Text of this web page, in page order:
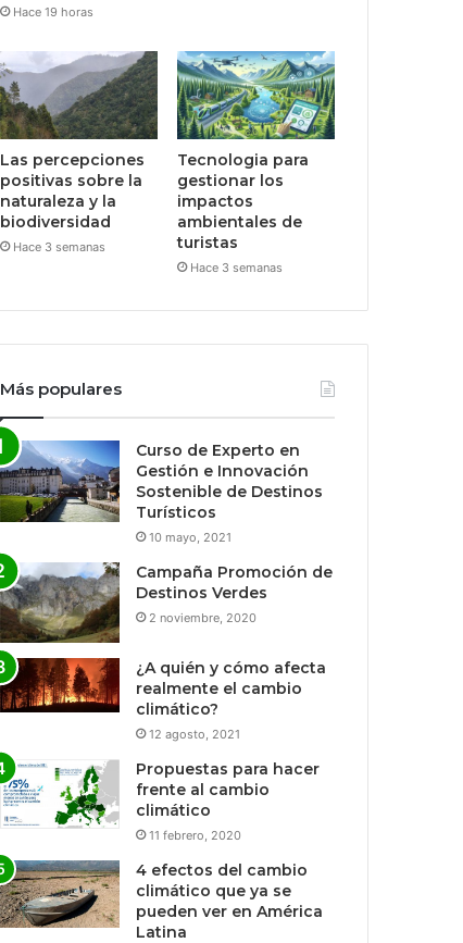
Hace 19 horas
Las percepciones
positivas sobre la
naturaleza y la
biodiversidad
Hace 3 semanas
Tecnologia para
gestionar los
impactos
ambientales de
turistas
Hace 3 semanas
Más populares
Curso de Experto en
Gestión e Innovación
Sostenible de Destinos
Turísticos
10 mayo, 2021
Campaña Promoción de
Destinos Verdes
2 noviembre, 2020
¿A quién y cómo afecta
realmente el cambio
climático?
12 agosto, 2021
Propuestas para hacer
frente al cambio
climático
11 febrero, 2020
4 efectos del cambio
climático que ya se
pueden ver en América
Latina